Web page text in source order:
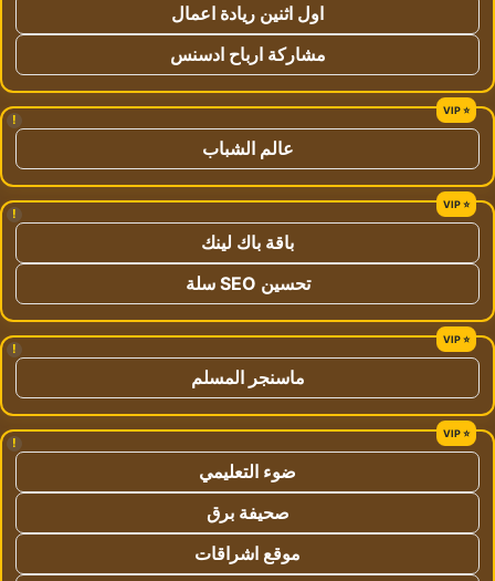
اول اثنين ريادة اعمال
مشاركة ارباح ادسنس
!
عالم الشباب
!
باقة باك لينك
تحسين SEO سلة
!
ماسنجر المسلم
!
ضوء التعليمي
صحيفة برق
موقع اشراقات